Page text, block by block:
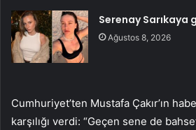
Serenay Sarıkaya
Ağustos 8, 2026
Cumhuriyet’ten Mustafa Çakır’ın
karşılığı verdi: “Geçen sene de